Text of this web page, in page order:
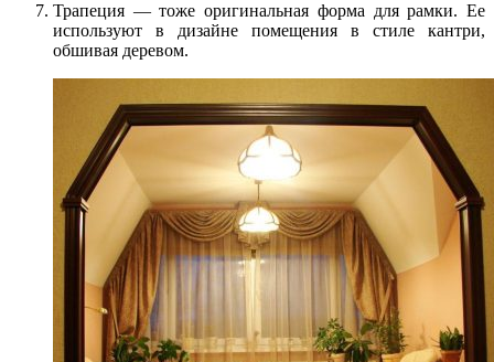
Трапеция — тоже оригинальная форма для рамки. Ее
используют в дизайне помещения в стиле кантри,
обшивая деревом.